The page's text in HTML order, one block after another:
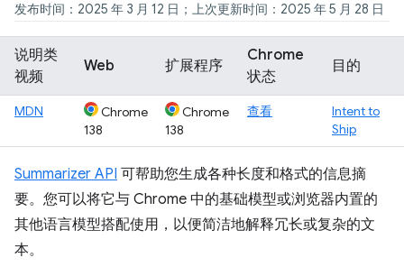
发布时间：2025 年 3 月 12 日；上次更新时间：2025 年 5 月 28 日
说明类
视频
Web 扩展程序
Chrome
状态
目的
MDN
Chrome
138
Chrome
138
查看
Intent to
Ship
Summarizer API 可帮助您生成各种长度和格式的信息摘
要。您可以将它与 Chrome 中的基础模型或浏览器内置的
其他语言模型搭配使用，以便简洁地解释冗长或复杂的文
本。